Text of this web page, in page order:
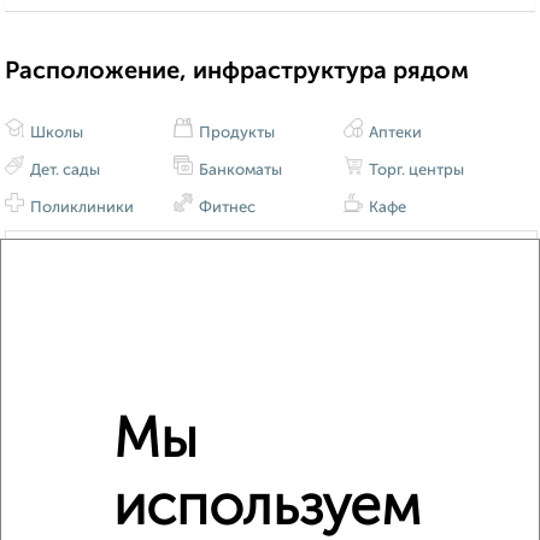
Расположение, инфраструктура рядом
Школы
Дет. сады
Поликлиники
Продукты
Банкоматы
Фитнес
Аптеки
Торг. центры
Кафе
Мы
используем